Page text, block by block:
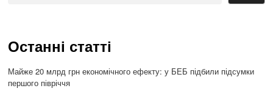
Останні статті
Майже 20 млрд грн економічного ефекту: у БЕБ підбили підсумки
першого півріччя